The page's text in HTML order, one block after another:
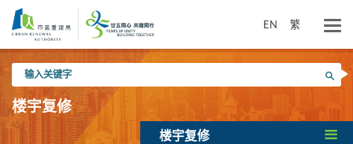
内
EN 繁
入
关
键
搜寻
楼宇复修
楼宇复修